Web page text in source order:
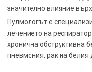
значително влияние
Пулмологът е
лечението на
хронична обструктивна
пневмония, рак на белия